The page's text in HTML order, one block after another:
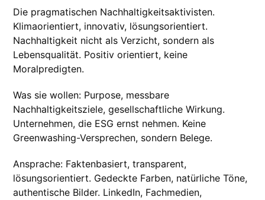
Die pragmatischen Nachhaltigkeitsaktivisten.
Klimaorientiert, innovativ, lösungsorientiert.
Nachhaltigkeit nicht als Verzicht, sondern als
Lebensqualität. Positiv orientiert, keine
Moralpredigten.
Was sie wollen: Purpose, messbare
Nachhaltigkeitsziele, gesellschaftliche Wirkung.
Unternehmen, die ESG ernst nehmen. Keine
Greenwashing-Versprechen, sondern Belege.
Ansprache: Faktenbasiert, transparent,
lösungsorientiert. Gedeckte Farben, natürliche Töne,
authentische Bilder. LinkedIn, Fachmedien,